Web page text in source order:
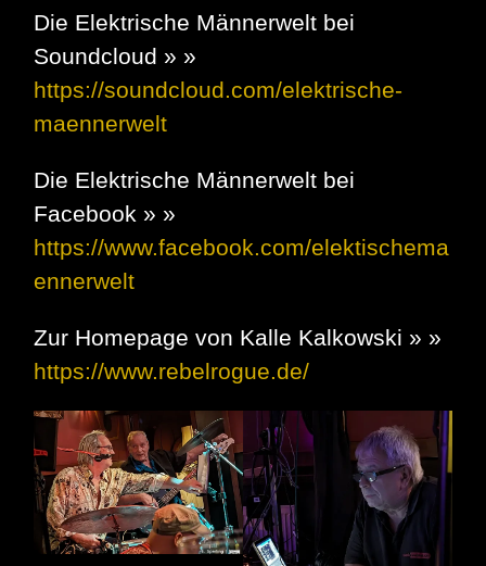
Die Elektrische Männerwelt bei
Soundcloud » »
https://soundcloud.com/elektrische-
maennerwelt
Die Elektrische Männerwelt bei
Facebook » »
https://www.facebook.com/elektischema
ennerwelt
Zur Homepage von Kalle Kalkowski » »
https://www.rebelrogue.de/